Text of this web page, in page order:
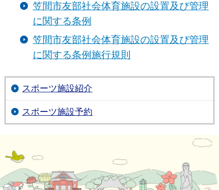
笠間市友部社会体育施設の設置及び管理
に関する条例
笠間市友部社会体育施設の設置及び管理
に関する条例施行規則
スポーツ施設紹介
スポーツ施設予約